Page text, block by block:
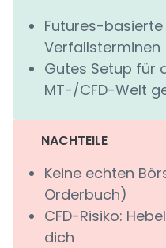
Futures-
Verfallsterminen
Gutes Setup für
MT-/CFD-Welt
NACHTEILE
Keine echten
Orderbuch)
CFD-Risiko:
dich